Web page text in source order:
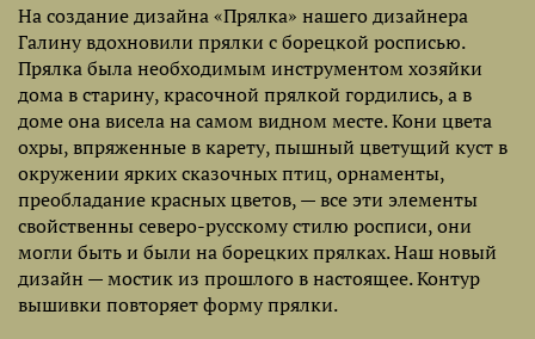
На создание дизайна «Прялка» нашего дизайнера
Галину вдохновили прялки с борецкой росписью.
Прялка была необходимым инструментом хозяйки
дома в старину, красочной прялкой гордились, а в
доме она висела на самом видном месте. Кони цвета
охры, впряженные в карету, пышный цветущий куст в
окружении ярких сказочных птиц, орнаменты,
преобладание красных цветов, — все эти элементы
свойственны северо-русскому стилю росписи, они
могли быть и были на борецких прялках. Наш новый
дизайн — мостик из прошлого в настоящее. Контур
вышивки повторяет форму прялки.